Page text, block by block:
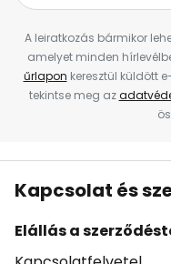
A leiratkozás bármikor
amelyet minden
űrlapon keresztül küldött
tekintse meg az
Kapcsolat és
Elállás a